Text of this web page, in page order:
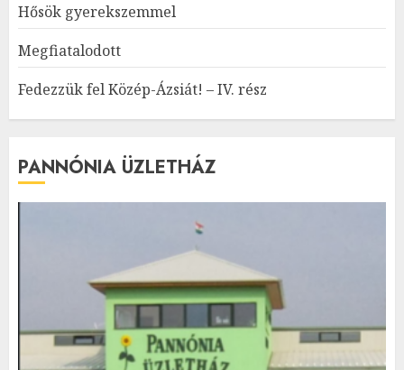
Hősök gyerekszemmel
Megfiatalodott
Fedezzük fel Közép-Ázsiát! – IV. rész
PANNÓNIA ÜZLETHÁZ